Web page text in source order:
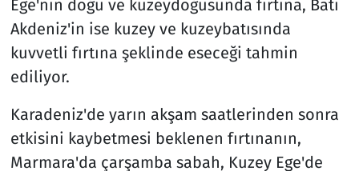
Ege'nin doğu ve kuzeydoğusunda fırtına, Batı
Akdeniz'in ise kuzey ve kuzeybatısında
kuvvetli fırtına şeklinde eseceği tahmin
ediliyor.
Karadeniz'de yarın akşam saatlerinden sonra
etkisini kaybetmesi beklenen fırtınanın,
Marmara'da çarşamba sabah, Kuzey Ege'de
Televizyon